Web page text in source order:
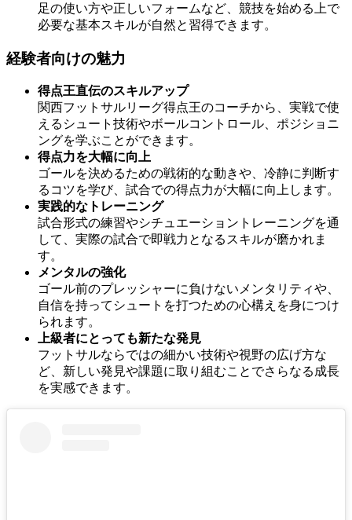
足の使い方や正しいフォームなど、競技を始める上で
必要な基本スキルが自然と習得できます。
経験者向けの魅力
得点王直伝のスキルアップ
関西フットサルリーグ得点王のコーチから、実戦で使
えるシュート技術やボールコントロール、ポジショニ
ングを学ぶことができます。
得点力を大幅に向上
ゴールを決めるための戦術的な動きや、冷静に判断す
るコツを学び、試合での得点力が大幅に向上します。
実践的なトレーニング
試合形式の練習やシチュエーショントレーニングを通
して、実際の試合で即戦力となるスキルが磨かれま
す。
メンタルの強化
ゴール前のプレッシャーに負けないメンタリティや、
自信を持ってシュートを打つための心構えを身につけ
られます。
上級者にとっても新たな発見
フットサルならではの細かい技術や視野の広げ方な
ど、新しい発見や課題に取り組むことでさらなる成長
を実感できます。